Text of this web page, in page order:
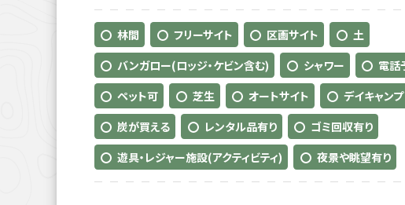
林間 フリーサイト 区画サイト
土
バンガロー(ロッジ・ケビン含む)
シャワー
電話
ペット可
芝生 オートサイト デイキャンプ
炭が買える
レンタル品有り
ゴミ回収有り
遊具・レジャー施設(アクティビティ)
夜景や眺望有り